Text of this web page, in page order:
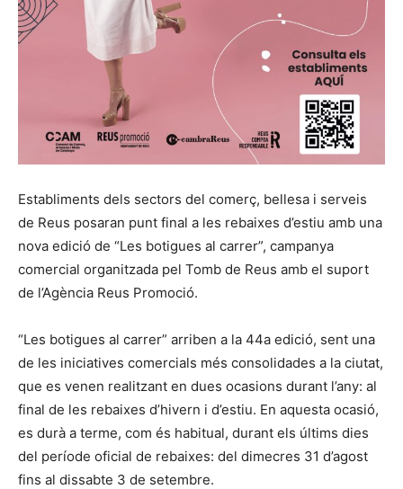
Establiments dels sectors del comerç, bellesa i serveis
de Reus posaran punt final a les rebaixes d’estiu amb una
nova edició de “Les botigues al carrer”, campanya
comercial organitzada pel Tomb de Reus amb el suport
de l’Agència Reus Promoció.
“Les botigues al carrer” arriben a la 44a edició, sent una
de les iniciatives comercials més consolidades a la ciutat,
que es venen realitzant en dues ocasions durant l’any: al
final de les rebaixes d’hivern i d’estiu. En aquesta ocasió,
es durà a terme, com és habitual, durant els últims dies
del període oficial de rebaixes: del dimecres 31 d’agost
fins al dissabte 3 de setembre.